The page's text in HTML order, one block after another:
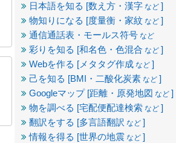
日本語を知る [数え方・漢字 など ]
物知りになる [度量衡・家紋 など ]
通信通話表・モールス符号 など
彩りを知る [和名色・色混合 など ]
Webを作る [メタタグ作成 など ]
己を知る [BMI・二酸化炭素 など ]
Googleマップ [距離・原発地図 など ]
物を調べる [宅配便配達検索 など ]
翻訳をする [多言語翻訳 など ]
情報を得る [世界の地震 など ]